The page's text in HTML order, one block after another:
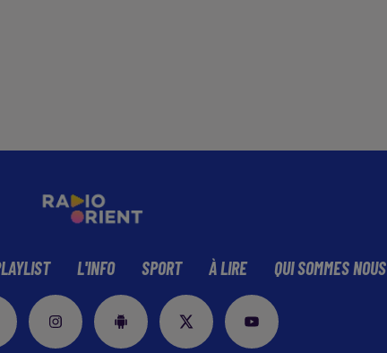
L'INFO SPORT À LIRE QUI SOMMES NOUS